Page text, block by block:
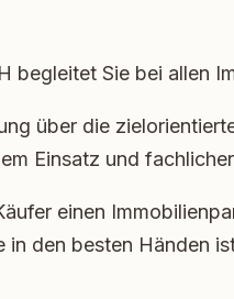
begleitet Sie bei allen
über die
Einsatz und
einen
den besten Händen